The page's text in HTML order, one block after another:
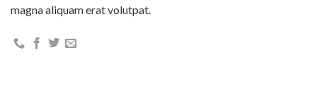
magna aliquam erat volutpat.